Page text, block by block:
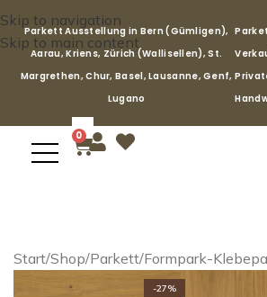
Skip to navigation
Skip to main content
Parkett Ausstellung in Bern (Gümligen),
Aarau, Kriens, Zürich (Wallisellen), St.
Margrethen, Chur, Basel, Lausanne, Genf,
Lugano
0
Start/Shop/Parkett/Formpark-
-27%